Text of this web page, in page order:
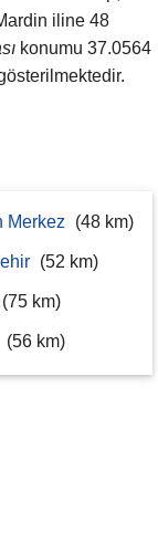
iline 48
konumu 37.0564
Merkez (48 km)
(52 km)
(75 km)
(56 km)